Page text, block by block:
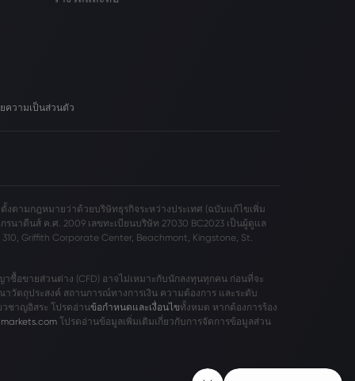
ความเป็นส่วนตัว
งตามกฎหมายว่าด้วยบริษัทธุรกิจระหว่างประเทศ (ฉบับแก้ไขเพิ่ม
นาดีนส์ ค.ศ. 2009 เลขทะเบียนบริษัท 27030 BC2023 เป็นผู้ดูแล
Griffith Corporate Center, Beachmont, Kingstone, St.
ซื้อขายส่วนต่าง (CFD) อาจไม่เหมาะกับนักลงทุนทุกคน ก่อนที่จะ
วัตถุประสงค์ สถานการณ์ทางการเงิน ความต้องการ และระดับ
ชาญอิสระ โปรดอ่านข้อกำหนดและเงื่อนไขทั้งหมด หากต้องการร้อง
โปรดอ่านข้อมูลเพิ่มเติมเกี่ยวกับการจัดการข้อมูลส่วน